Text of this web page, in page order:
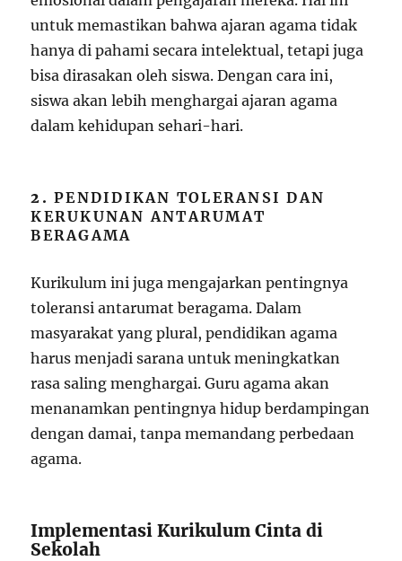
untuk memastikan bahwa ajaran agama tidak
hanya di pahami secara intelektual, tetapi juga
bisa dirasakan oleh siswa. Dengan cara ini,
siswa akan lebih menghargai ajaran agama
dalam kehidupan sehari-hari.
2.PENDIDIKAN TOLERANSI DAN
KERUKUNAN ANTARUMAT
BERAGAMA
Kurikulum ini juga mengajarkan pentingnya
toleransi antarumat beragama. Dalam
masyarakat yang plural, pendidikan agama
harus menjadi sarana untuk meningkatkan
rasa saling menghargai. Guru agama akan
menanamkan pentingnya hidup berdampingan
dengan damai, tanpa memandang perbedaan
agama.
Implementasi Kurikulum Cinta di
Sekolah